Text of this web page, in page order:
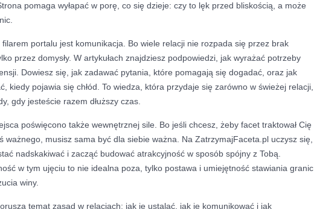
pomaga wyłapać w porę, co się dzieje: czy to lęk przed bliskością, a może
filarem portalu jest komunikacja. Bo wiele relacji nie rozpada się przez brak
przez domysły. W artykułach znajdziesz podpowiedzi, jak wyrażać potrzeby
Dowiesz się, jak zadawać pytania, które pomagają się dogadać, oraz jak
kiedy pojawia się chłód. To wiedza, która przydaje się zarówno w świeżej relacji,
gdy jesteście razem dłuższy czas.
poświęcono także wewnętrznej sile. Bo jeśli chcesz, żeby facet traktował Cię
ważnego, musisz sama być dla siebie ważna. Na ZatrzymajFaceta.pl uczysz się,
nadskakiwać i zacząć budować atrakcyjność w sposób spójny z Tobą.
w tym ujęciu to nie idealna poza, tylko postawa i umiejętność stawiania granic
winy.
temat zasad w relacjach: jak je ustalać, jak je komunikować i jak